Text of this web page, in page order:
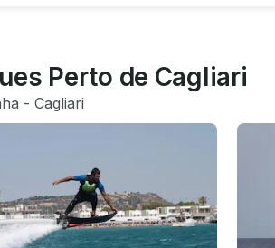
Perto de Cagliari
- Cagliari